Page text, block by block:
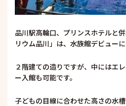
品川駅高輪口、プリンスホテルと
リウム品川」は、水族館デビューに
２階建ての造りですが、中にはエ
ー入館も可能です。
子どもの目線に合わせた高さの水